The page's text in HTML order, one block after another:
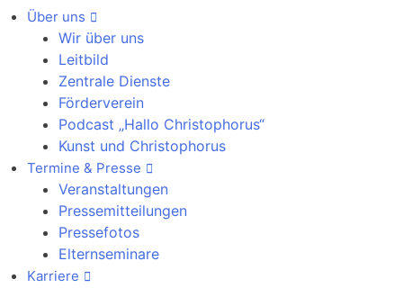
Über uns
Wir über uns
Leitbild
Zentrale Dienste
Förderverein
Podcast „Hallo Christophorus“
Kunst und Christophorus
Termine & Presse
Veranstaltungen
Pressemitteilungen
Pressefotos
Elternseminare
Karriere